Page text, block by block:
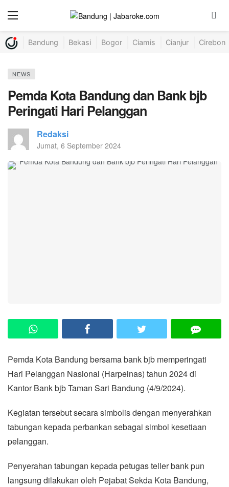
Bandung Bekasi Bogor Ciamis Cianjur Cirebon
NEWS
Pemda Kota Bandung dan Bank bjb
Peringati Hari Pelanggan
Redaksi
Jumat, 6 September 2024
Pemda Kota Bandung bersama bank bjb memperingati
Hari Pelanggan Nasional (Harpelnas) tahun 2024 di
Kantor Bank bjb Taman Sari Bandung (4/9/2024).
Kegiatan tersebut secara simbolis dengan menyerahkan
tabungan kepada perbankan sebagai simbol kesetiaan
pelanggan.
Penyerahan tabungan kepada petugas teller bank pun
langsung dilakukan oleh Pejabat Sekda Kota Bandung,